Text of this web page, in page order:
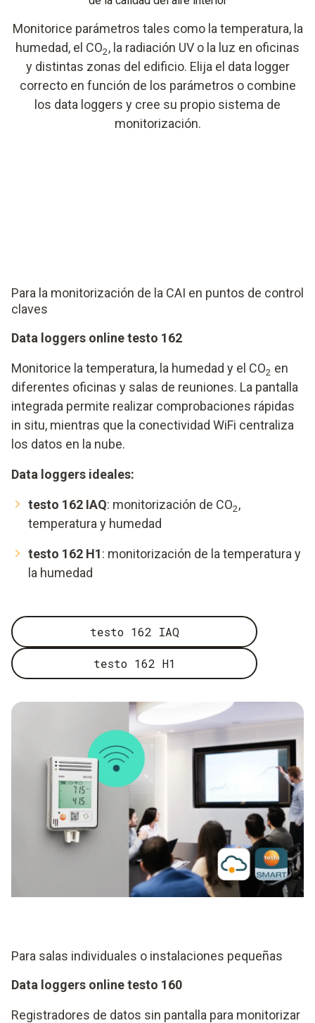
Monitorice parámetros tales como la temperatura, la
humedad, el CO2, la radiación UV o la luz en oficinas
y distintas zonas del edificio. Elija el data logger
correcto en función de los parámetros o combine
los data loggers y cree su propio sistema de
monitorización.
Para la monitorización de la CAI en puntos de control
claves
Data loggers online testo 162
Monitorice la temperatura, la humedad y el CO2 en
diferentes oficinas y salas de reuniones. La pantalla
integrada permite realizar comprobaciones rápidas
in situ, mientras que la conectividad WiFi centraliza
los datos en la nube.
Data loggers ideales:
testo 162 IAQ: monitorización de CO2,
temperatura y humedad
testo 162 H1: monitorización de la temperatura y
la humedad
testo 162 IAQ
testo 162 H1
Para salas individuales o instalaciones pequeñas
Data loggers online testo 160
Registradores de datos sin pantalla para monitorizar